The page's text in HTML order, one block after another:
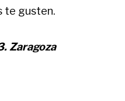
te gusten.
Zaragoza